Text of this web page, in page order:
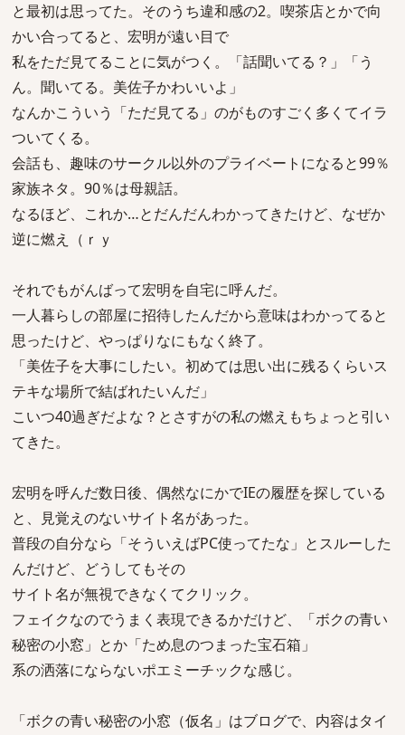
と最初は思ってた。そのうち違和感の2。喫茶店とかで向
かい合ってると、宏明が遠い目で
私をただ見てることに気がつく。「話聞いてる？」「う
ん。聞いてる。美佐子かわいいよ」
なんかこういう「ただ見てる」のがものすごく多くてイラ
ついてくる。
会話も、趣味のサークル以外のプライベートになると99％
家族ネタ。90％は母親話。
なるほど、これか…とだんだんわかってきたけど、なぜか
逆に燃え（ｒｙ
それでもがんばって宏明を自宅に呼んだ。
一人暮らしの部屋に招待したんだから意味はわかってると
思ったけど、やっぱりなにもなく終了。
「美佐子を大事にしたい。初めては思い出に残るくらいス
テキな場所で結ばれたいんだ」
こいつ40過ぎだよな？とさすがの私の燃えもちょっと引い
てきた。
宏明を呼んだ数日後、偶然なにかでIEの履歴を探している
と、見覚えのないサイト名があった。
普段の自分なら「そういえばPC使ってたな」とスルーした
んだけど、どうしてもその
サイト名が無視できなくてクリック。
フェイクなのでうまく表現できるかだけど、「ボクの青い
秘密の小窓」とか「ため息のつまった宝石箱」
系の洒落にならないポエミーチックな感じ。
「ボクの青い秘密の小窓（仮名」はブログで、内容はタイ